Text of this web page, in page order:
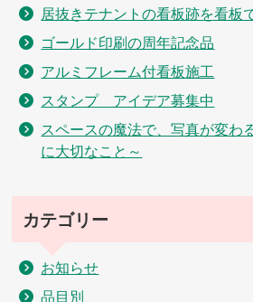
居抜きテナントの看板跡を看板
ゴールド印刷の周年記念品
アルミフレーム付看板施工
スタンプ アイデア募集中
スペースの魔法で、写真が変わ
に大切なこと～
カテゴリー
お知らせ
品目別